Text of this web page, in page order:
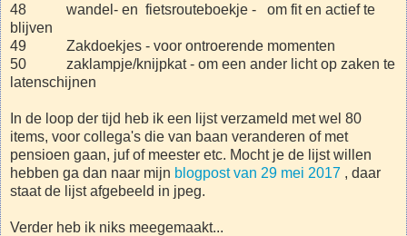
48 wandel- en fietsrouteboekje - om fit en actief te
blijven
49 Zakdoekjes - voor ontroerende momenten
50 zaklampje/knijpkat - om een ander licht op zaken te
latenschijnen
In de loop der tijd heb ik een lijst verzameld met wel 80
items, voor collega's die van baan veranderen of met
pensioen gaan, juf of meester etc. Mocht je de lijst willen
hebben ga dan naar mijn blogpost van 29 mei 2017 , daar
staat de lijst afgebeeld in jpeg.
Verder heb ik niks meegemaakt...